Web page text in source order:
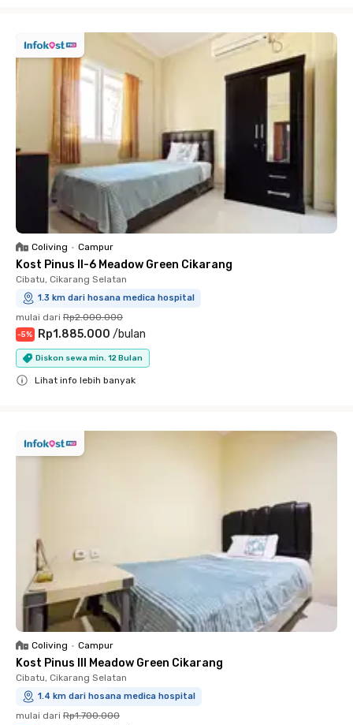
Coliving • Campur
Kost Pinus II-6 Meadow Green Cikarang
Cibatu, Cikarang Selatan
1.3 km dari hosana medica hospital
mulai dari Rp2.000.000
-5% Rp1.885.000 /bulan
Diskon sewa min. 12 Bulan
Lihat info lebih banyak
Coliving • Campur
Kost Pinus III Meadow Green Cikarang
Cibatu, Cikarang Selatan
1.4 km dari hosana medica hospital
mulai dari Rp1.700.000